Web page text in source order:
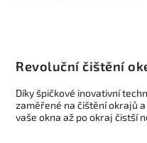
Revoluční čištění
Díky špičkové inovativní
zaměřené na čištění okrajů
vaše okna až po okraj čistší